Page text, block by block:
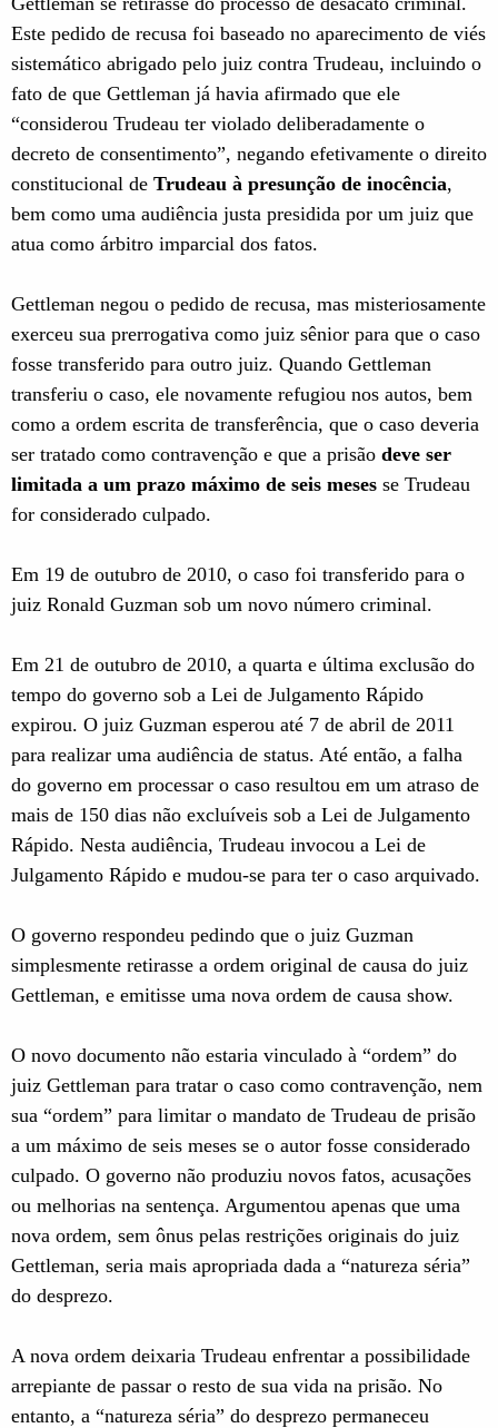
Este pedido de recusa foi baseado no aparecimento de viés
sistemático abrigado pelo juiz contra Trudeau, incluindo o
fato de que Gettleman já havia afirmado que ele
“considerou Trudeau ter violado deliberadamente o
decreto de consentimento”, negando efetivamente o direito
constitucional de Trudeau à presunção de inocência,
bem como uma audiência justa presidida por um juiz que
atua como árbitro imparcial dos fatos.
Gettleman negou o pedido de recusa, mas misteriosamente
exerceu sua prerrogativa como juiz sênior para que o caso
fosse transferido para outro juiz. Quando Gettleman
transferiu o caso, ele novamente refugiou nos autos, bem
como a ordem escrita de transferência, que o caso deveria
ser tratado como contravenção e que a prisão deve ser
limitada a um prazo máximo de seis meses se Trudeau
for considerado culpado.
Em 19 de outubro de 2010, o caso foi transferido para o
juiz Ronald Guzman sob um novo número criminal.
Em 21 de outubro de 2010, a quarta e última exclusão do
tempo do governo sob a Lei de Julgamento Rápido
expirou. O juiz Guzman esperou até 7 de abril de 2011
para realizar uma audiência de status. Até então, a falha
do governo em processar o caso resultou em um atraso de
mais de 150 dias não excluíveis sob a Lei de Julgamento
Rápido. Nesta audiência, Trudeau invocou a Lei de
Julgamento Rápido e mudou-se para ter o caso arquivado.
O governo respondeu pedindo que o juiz Guzman
simplesmente retirasse a ordem original de causa do juiz
Gettleman, e emitisse uma nova ordem de causa show.
O novo documento não estaria vinculado à “ordem” do
juiz Gettleman para tratar o caso como contravenção, nem
sua “ordem” para limitar o mandato de Trudeau de prisão
a um máximo de seis meses se o autor fosse considerado
culpado. O governo não produziu novos fatos, acusações
ou melhorias na sentença. Argumentou apenas que uma
nova ordem, sem ônus pelas restrições originais do juiz
Gettleman, seria mais apropriada dada a “natureza séria”
do desprezo.
A nova ordem deixaria Trudeau enfrentar a possibilidade
arrepiante de passar o resto de sua vida na prisão. No
entanto, a “natureza séria” do desprezo permaneceu